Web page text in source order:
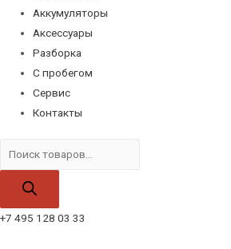
Аккумуляторы
Аксессуары
Разборка
С пробегом
Сервис
Контакты
товаров
+7 495 128 03 33